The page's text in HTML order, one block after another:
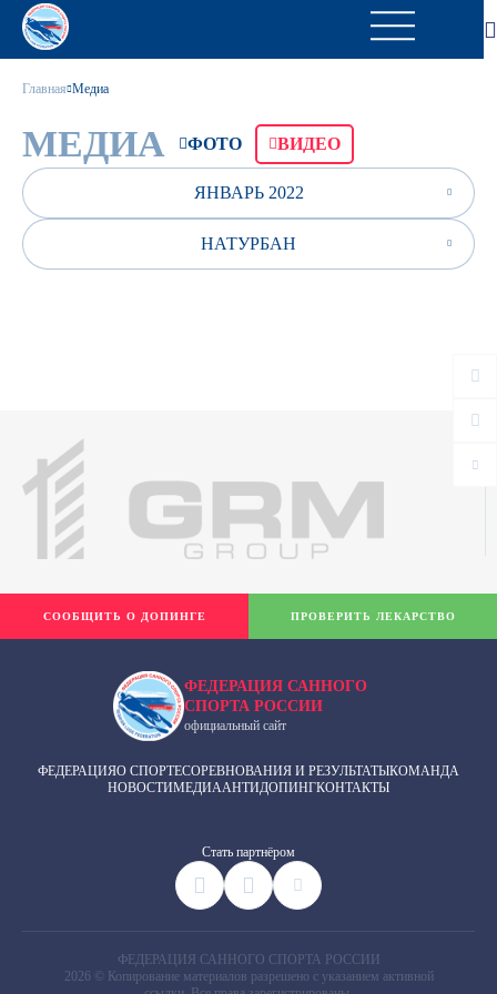
Главная Медиа
МЕДИА ФОТО ВИДЕО
ЯНВАРЬ 2022
НАТУРБАН
ФЕДЕРАЦИЯ САННОГО
СПОРТА РОССИИ
официальный сайт
ФЕДЕРАЦИЯО СПОРТЕСОРЕВНОВАНИЯ И РЕЗУЛЬТАТЫКОМАНДА
НОВОСТИМЕДИААНТИДОПИНГКОНТАКТЫ
Cтать партнёром
СООБЩИТЬ О ДОПИНГЕ ПРОВЕРИТЬ ЛЕКАРСТВО
ФЕДЕРАЦИЯ САННОГО СПОРТА РОССИИ
2026 © Копирование материалов разрешено с указанием активной